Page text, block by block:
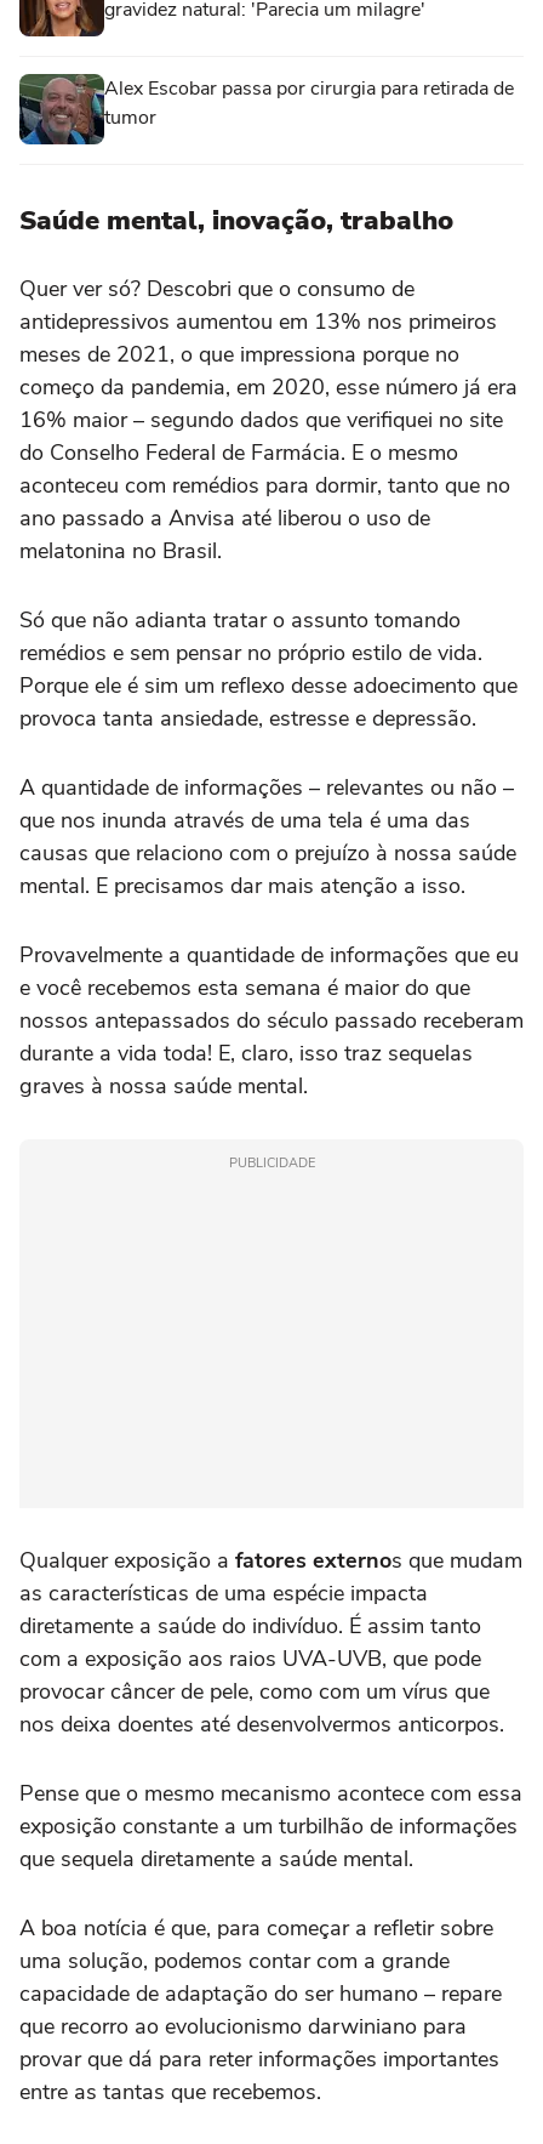
gravidez natural: 'Parecia um milagre'
Alex Escobar passa por cirurgia para retirada de
tumor
Saúde mental, inovação, trabalho
Quer ver só? Descobri que o consumo de
antidepressivos aumentou em 13% nos primeiros
meses de 2021, o que impressiona porque no
começo da pandemia, em 2020, esse número já era
16% maior – segundo dados que verifiquei no site
do Conselho Federal de Farmácia. E o mesmo
aconteceu com remédios para dormir, tanto que no
ano passado a Anvisa até liberou o uso de
melatonina no Brasil.
Só que não adianta tratar o assunto tomando
remédios e sem pensar no próprio estilo de vida.
Porque ele é sim um reflexo desse adoecimento que
provoca tanta ansiedade, estresse e depressão.
A quantidade de informações – relevantes ou não –
que nos inunda através de uma tela é uma das
causas que relaciono com o prejuízo à nossa saúde
mental. E precisamos dar mais atenção a isso.
Provavelmente a quantidade de informações que eu
e você recebemos esta semana é maior do que
nossos antepassados do século passado receberam
durante a vida toda! E, claro, isso traz sequelas
graves à nossa saúde mental.
PUBLICIDADE
Qualquer exposição a fatores externos que mudam
as características de uma espécie impacta
diretamente a saúde do indivíduo. É assim tanto
com a exposição aos raios UVA-UVB, que pode
provocar câncer de pele, como com um vírus que
nos deixa doentes até desenvolvermos anticorpos.
Pense que o mesmo mecanismo acontece com essa
exposição constante a um turbilhão de informações
que sequela diretamente a saúde mental.
A boa notícia é que, para começar a refletir sobre
uma solução, podemos contar com a grande
capacidade de adaptação do ser humano – repare
que recorro ao evolucionismo darwiniano para
provar que dá para reter informações importantes
entre as tantas que recebemos.